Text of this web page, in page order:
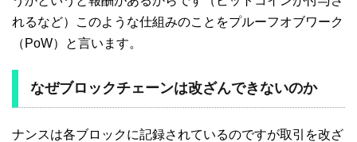
れるなど）このような仕組みのことをプルーフオブワーク
（PoW）と言います。
なぜブロックチェーンは改ざんできないのか
ナンスは各ブロックに記録されているのですが取引を改ざ